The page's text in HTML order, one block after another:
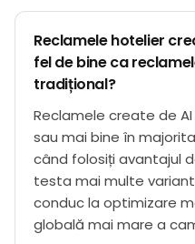
Reclamele hotelier
fel de bine ca
tradițional?
Reclamele create de
sau mai bine în
când folosiți avantajul
testa mai multe
conduc la optimizare
globală mai mare a